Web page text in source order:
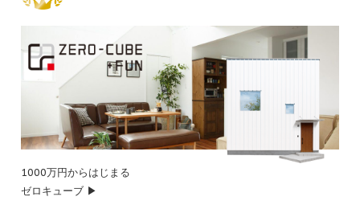
1000万円からはじまる
ゼロキューブ ▶